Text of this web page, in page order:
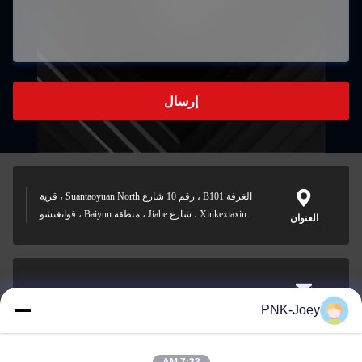
إرسال
العنوان
الغرفة B101 ، رقم 10 شارع Suantaoyuan North ، قرية
Xinkexiaxin ، شارع Jiahe ، منطقة Baiyun ، قوانغتشو
البريد
xianzhihao@gzxingchao.infoPNK-Joey